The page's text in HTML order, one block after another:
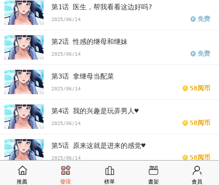
第1话 医生，帮我看看这边好吗?
2025/06/14 免费
第2话 性感的继母和继妹
2025/06/14 免费
第3话 拿继母当配菜
2025/06/14 58阅币
第4话 我的兴趣是玩弄男人♥
2025/06/14 58阅币
第5话 原来这就是进来的感觉♥
2025/06/14 58阅币
第6话 好想吃博齐的精液…
推薦 發現 榜單 書架 會員